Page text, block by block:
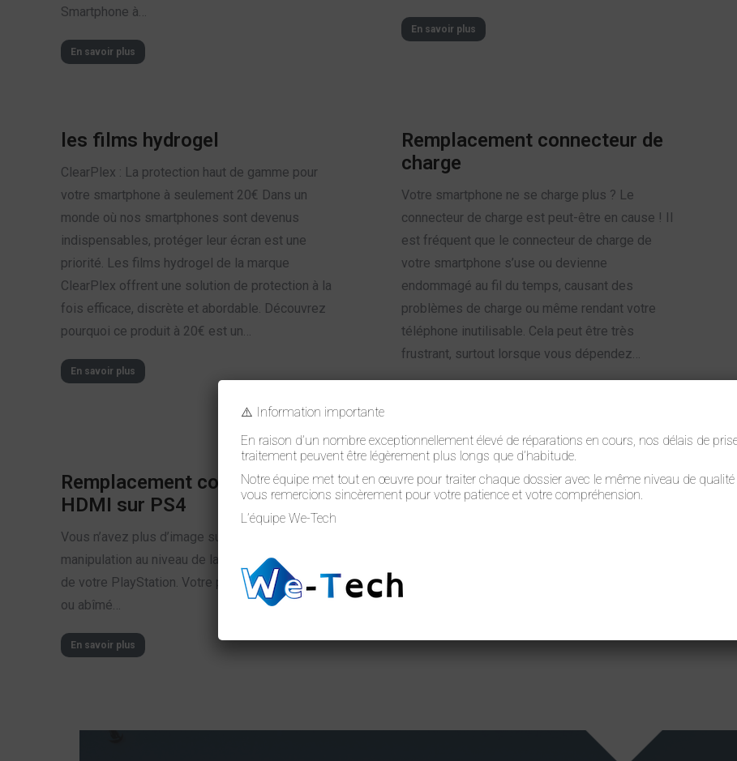
Smartphone à…
En savoir plus
En savoir plus
les films hydrogel
ClearPlex : La protection haut de gamme pour
votre smartphone à seulement 20€ Dans un
monde où nos smartphones sont devenus
indispensables, protéger leur écran est une
priorité. Les films hydrogel de la marque
ClearPlex offrent une solution de protection à la
fois efficace, discrète et abordable. Découvrez
pourquoi ce produit à 20€ est un…
En savoir plus
Remplacement connecteur de
charge
Votre smartphone ne se charge plus ? Le
connecteur de charge est peut-être en cause ! Il
est fréquent que le connecteur de charge de
votre smartphone s’use ou devienne
endommagé au fil du temps, causant des
problèmes de charge ou même rendant votre
téléphone inutilisable. Cela peut être très
frustrant, surtout lorsque vous dépendez…
Remplacement connecteur
HDMI sur PS4
Vous n’avez plus d’image suite à une mauvaise
manipulation au niveau de la connectique HDMI
de votre PlayStation. Votre port HDMI est cassé
ou abîmé…
En savoir plus
⚠️ Information importante
En raison d’un nombre exceptionnellement élevé de réparations en cours, nos délais de
traitement peuvent être légèrement plus longs que d’habitude.
Notre équipe met tout en œuvre pour traiter chaque dossier avec le même niveau de qualité
vous remercions sincèrement pour votre patience et votre compréhension.
L’équipe We-Tech